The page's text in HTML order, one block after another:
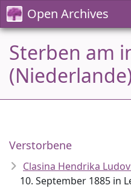
Open Archives
Sterben am
Verstorbene
Clasina Hendrika
10. September 1885 in